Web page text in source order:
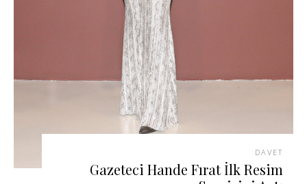
DAVET
Gazeteci Hande Fırat İlk Resim